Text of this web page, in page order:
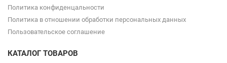
Политика конфиденцальности
Политика в отношении обработки персональных данных
Пользовательское соглашение
КАТАЛОГ ТОВАРОВ